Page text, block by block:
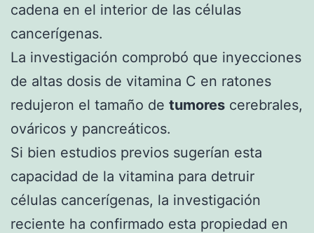
cadena en el interior de las células
cancerígenas.
La investigación comprobó que inyecciones
de altas dosis de vitamina C en ratones
redujeron el tamaño de tumores cerebrales,
ováricos y pancreáticos.
Si bien estudios previos sugerían esta
capacidad de la vitamina para detruir
células cancerígenas, la investigación
reciente ha confirmado esta propiedad en